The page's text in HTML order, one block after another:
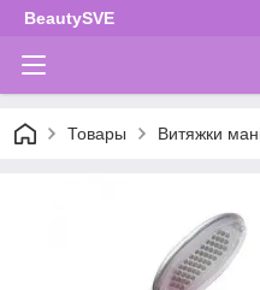
BeautySVE
Товары Витяжки